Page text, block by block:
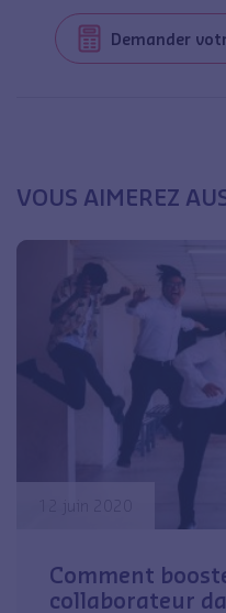
Demander
VOUS AIMEREZ
Comment
collaborateur